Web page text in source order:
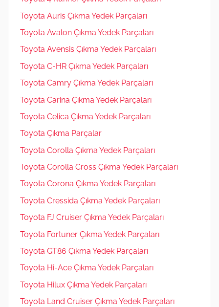
Toyota Auris Çıkma Yedek Parçaları
Toyota Avalon Çıkma Yedek Parçaları
Toyota Avensis Çıkma Yedek Parçaları
Toyota C-HR Çıkma Yedek Parçaları
Toyota Camry Çıkma Yedek Parçaları
Toyota Carina Çıkma Yedek Parçaları
Toyota Celica Çıkma Yedek Parçaları
Toyota Çıkma Parçalar
Toyota Corolla Çıkma Yedek Parçaları
Toyota Corolla Cross Çıkma Yedek Parçaları
Toyota Corona Çıkma Yedek Parçaları
Toyota Cressida Çıkma Yedek Parçaları
Toyota FJ Cruiser Çıkma Yedek Parçaları
Toyota Fortuner Çıkma Yedek Parçaları
Toyota GT86 Çıkma Yedek Parçaları
Toyota Hi-Ace Çıkma Yedek Parçaları
Toyota Hilux Çıkma Yedek Parçaları
Toyota Land Cruiser Çıkma Yedek Parçaları